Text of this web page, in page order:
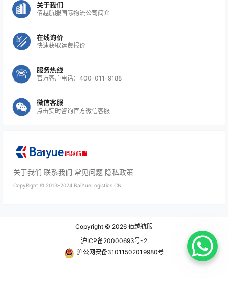
使用数字化追踪工具
多货合并调度
总结：提高效率不仅降低直接运输成本，还可以降
混合物流模式：大件或非紧急货物走普通航空或快
递，小件高价值货物走OBC。
：与航空公司或差旅代理签订固定合
关于我们
佰越航服国际物流公司简介
在线询价
快速获取运费报价
服务热线
官方客户电话：400-011-9188
微信客服
点击实时咨询官方微信客服
关于我们 联系我们 常见问题 隐私政策
CopyRight © 2013-2024 BaiYueLogistics.CN
Copyright © 2026 佰越航服
沪ICP备20000693号-2
沪公网安备31011502019980号